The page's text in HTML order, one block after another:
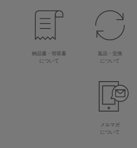
納品書・領収書
について
返品・交換
について
メルマガ
について